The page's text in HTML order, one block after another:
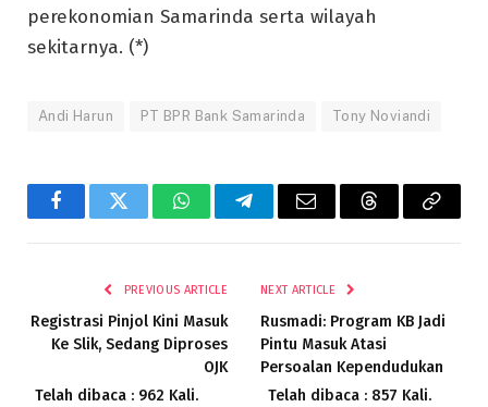
perekonomian Samarinda serta wilayah
sekitarnya. (*)
Andi Harun PT BPR Bank Samarinda Tony Noviandi
FacebookTwitter WhatsAppTelegramEmail ThreadsCopy
PREVIOUS ARTICLE
Registrasi Pinjol Kini Masuk
Ke Slik, Sedang Diproses
OJK
Telah dibaca : 962 Kali.
NEXT ARTICLE
Rusmadi: Program KB Jadi
Pintu Masuk Atasi
Persoalan Kependudukan
Telah dibaca : 857 Kali.